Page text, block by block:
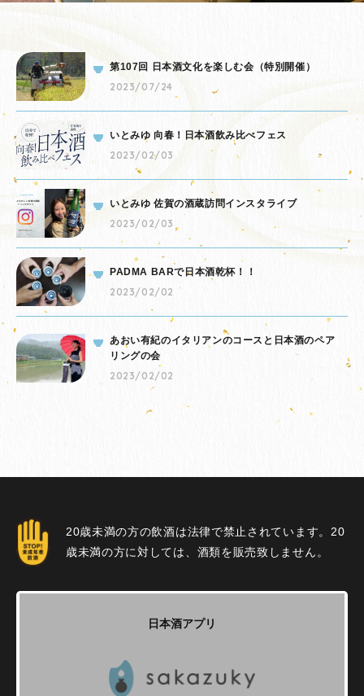
第107回 日本酒文化を楽しむ会（特別開催）
2023/07/24
いとみゆ 向春！日本酒飲み比べフェス
2023/02/03
いとみゆ 佐賀の酒蔵訪問インスタライブ
2023/02/03
PADMA BARで日本酒乾杯！！
2023/02/02
あおい有紀のイタリアンのコースと日本酒のペア
リングの会
2023/02/02
20歳未満の方の飲酒は法律で禁止されています。20
歳未満の方に対しては、酒類を販売致しません。
日本酒アプリ